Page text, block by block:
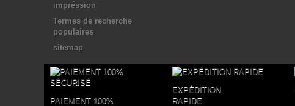
impréssion
Termes de recherche
populaires
sitemap
PAIEMENT 100%
EXPÉDITION
RAPIDE